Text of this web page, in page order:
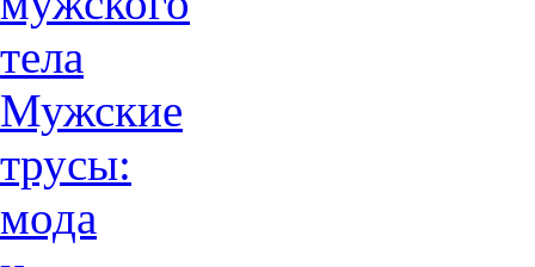
тела
Мужские
трусы:
мода